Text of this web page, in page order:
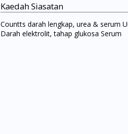
Kaedah Siasatan
Countts darah lengkap, urea & serum
Darah elektrolit, tahap glukosa Serum